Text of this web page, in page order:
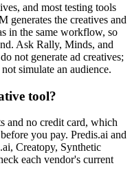
and most testing tools
generates the creatives and
in the same workflow, so
Ask Rally, Minds, and
not generate ad creatives;
simulate an audience.
tool?
and no credit card, which
you pay. Predis.ai and
Creatopy, Synthetic
each vendor's current